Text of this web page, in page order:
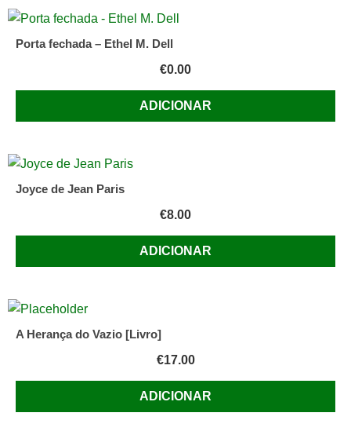
Porta fechada – Ethel M. Dell
€0.00
ADICIONAR
Joyce de Jean Paris
€8.00
ADICIONAR
A Herança do Vazio [Livro]
€17.00
ADICIONAR